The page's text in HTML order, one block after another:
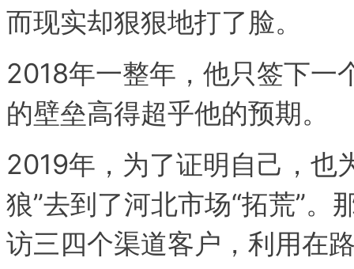
而现实却狠狠地打了脸。
2018年一整年，他只签下一
的壁垒高得超乎他的预期。
2019年，为了证明自己，也
狼”去到了河北市场“拓荒”
访三四个渠道客户，利用在